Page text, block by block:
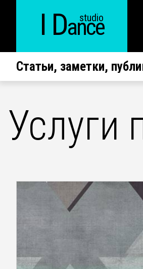
I Dance
studio
Статьи, заметки,
Услуги